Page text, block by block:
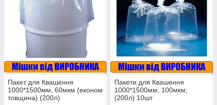
Пакет для Квашення
1000*1500мм, 60мкм (економ
товщина) (200л)
Пакети для Квашення
1000*1500мм, 100мкм,
(200л) 10шт